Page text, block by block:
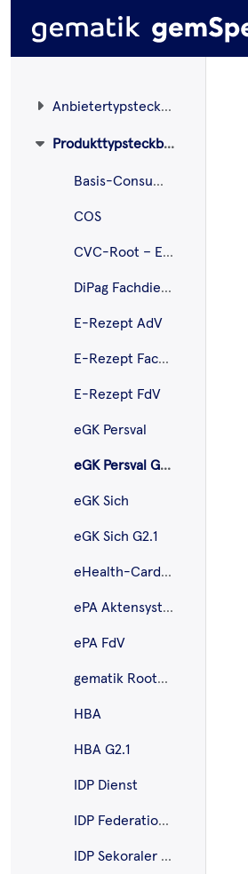
Anbietertypsteckbriefe
Produkttypsteckbriefe
Basis-Consumer
COS
CVC-Root – ECC
DiPag Fachdienst
E-Rezept AdV
E-Rezept Fachdienst
E-Rezept FdV
eGK Persval
eGK Persval G2.1
eGK Sich
eGK Sich G2.1
eHealth-CardLink
ePA Aktensystem
ePA FdV
gematik Root-CA
HBA
HBA G2.1
IDP Dienst
IDP Federation Master
IDP Sekoraler IDP